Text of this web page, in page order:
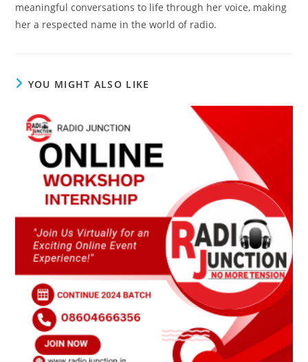
meaningful conversations to life through her voice, making
her a respected name in the world of radio.
YOU MIGHT ALSO LIKE